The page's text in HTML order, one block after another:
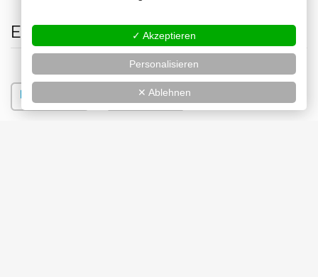
Erhältlich bei ✓ Akzeptieren
Personalisieren
✕ Ablehnen